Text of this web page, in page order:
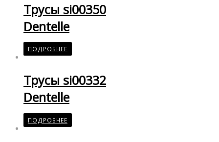
Трусы si00350
Dentelle
ПОДРОБНЕЕ
Трусы si00332
Dentelle
ПОДРОБНЕЕ